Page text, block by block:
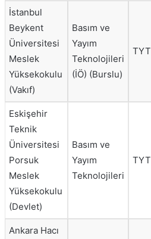
İstanbul
Beykent
Üniversitesi
Meslek
Yüksekokulu
(Vakıf)
Basım ve
Yayım
Teknolojileri
(İÖ) (Burslu)
TYT
Eskişehir
Teknik
Üniversitesi
Porsuk
Meslek
Yüksekokulu
(Devlet)
Basım ve
Yayım
Teknolojileri
TYT
Ankara Hacı